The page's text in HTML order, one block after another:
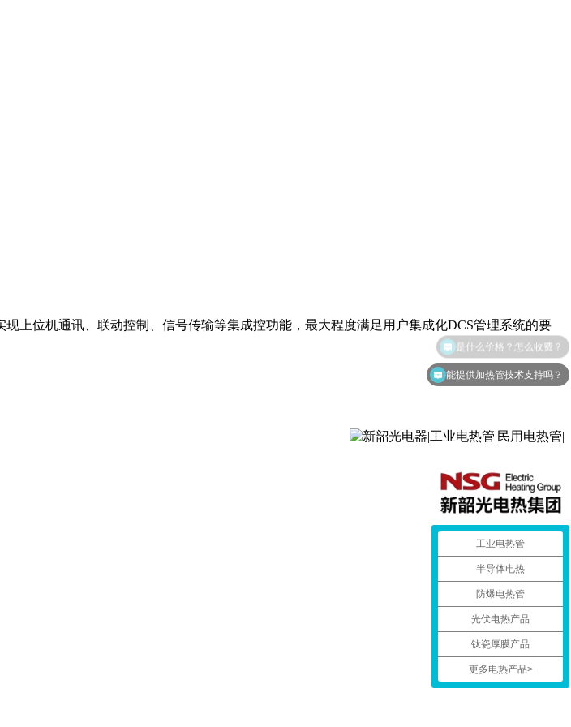
上位机通讯、联动控制、信号传输等集成控功能，最大程度满足用户集成化DCS管理系统的要
工业电热管
半导体电热
防爆电热管
光伏电热产品
钛瓷厚膜产品
更多电热产品>
是什么价格？怎么收费？
能提供加热管技术支持吗？